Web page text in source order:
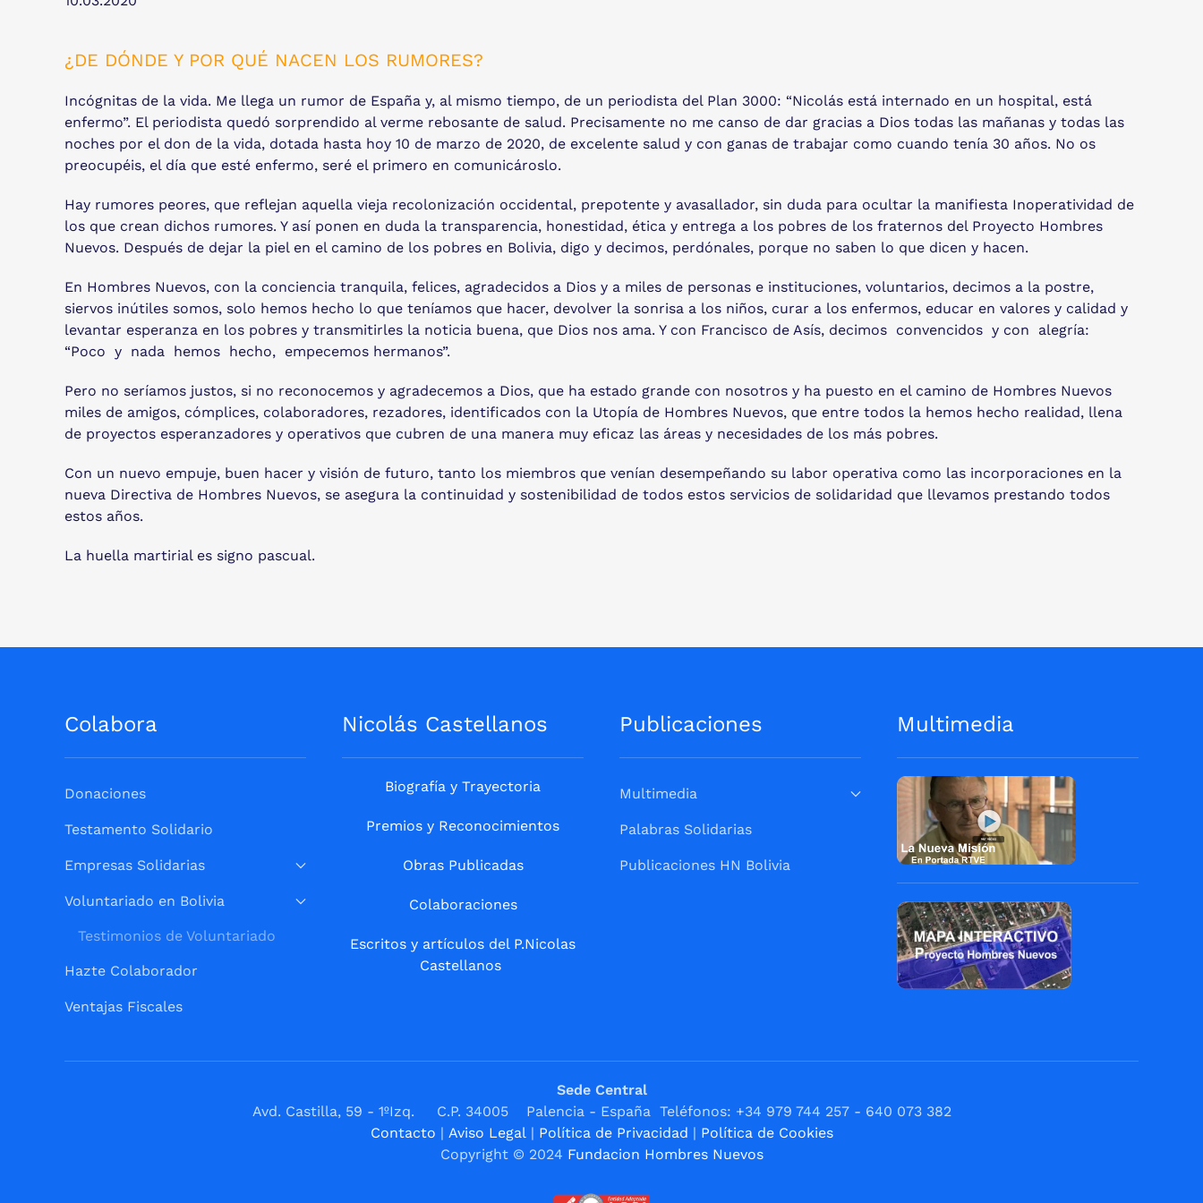
¿DE DÓNDE Y POR QUÉ NACEN LOS RUMORES?
Incógnitas de la vida. Me llega un rumor de España y, al mismo tiempo, de un periodista del Plan 3000: “Nicolás está internado en un hospital, está
enfermo”. El periodista quedó sorprendido al verme rebosante de salud. Precisamente no me canso de dar gracias a Dios todas las mañanas y todas las
noches por el don de la vida, dotada hasta hoy 10 de marzo de 2020, de excelente salud y con ganas de trabajar como cuando tenía 30 años. No os
preocupéis, el día que esté enfermo, seré el primero en comunicároslo.
Hay rumores peores, que reflejan aquella vieja recolonización occidental, prepotente y avasallador, sin duda para ocultar la manifiesta Inoperatividad de
los que crean dichos rumores. Y así ponen en duda la transparencia, honestidad, ética y entrega a los pobres de los fraternos del Proyecto Hombres
Nuevos. Después de dejar la piel en el camino de los pobres en Bolivia, digo y decimos, perdónales, porque no saben lo que dicen y hacen.
En Hombres Nuevos, con la conciencia tranquila, felices, agradecidos a Dios y a miles de personas e instituciones, voluntarios, decimos a la postre,
siervos inútiles somos, solo hemos hecho lo que teníamos que hacer, devolver la sonrisa a los niños, curar a los enfermos, educar en valores y calidad y
levantar esperanza en los pobres y transmitirles la noticia buena, que Dios nos ama. Y con Francisco de Asís, decimos convencidos y con alegría:
“Poco y nada hemos hecho, empecemos hermanos”.
Pero no seríamos justos, si no reconocemos y agradecemos a Dios, que ha estado grande con nosotros y ha puesto en el camino de Hombres Nuevos
miles de amigos, cómplices, colaboradores, rezadores, identificados con la Utopía de Hombres Nuevos, que entre todos la hemos hecho realidad, llena
de proyectos esperanzadores y operativos que cubren de una manera muy eficaz las áreas y necesidades de los más pobres.
Con un nuevo empuje, buen hacer y visión de futuro, tanto los miembros que venían desempeñando su labor operativa como las incorporaciones en la
nueva Directiva de Hombres Nuevos, se asegura la continuidad y sostenibilidad de todos estos servicios de solidaridad que llevamos prestando todos
estos años.
La huella martirial es signo pascual.
Colabora
Donaciones
Testamento Solidario
Empresas Solidarias
Voluntariado en Bolivia
Testimonios de Voluntariado
Hazte Colaborador
Ventajas Fiscales
Nicolás Castellanos
Biografía y Trayectoria
Premios y Reconocimientos
Obras Publicadas
Colaboraciones
Escritos y artículos del P.Nicolas
Castellanos
Publicaciones
Multimedia
Palabras Solidarias
Publicaciones HN Bolivia
Multimedia
Sede Central
Avd. Castilla, 59 - 1ºIzq. C.P. 34005 Palencia - España Teléfonos: +34 979 744 257 - 640 073 382
Contacto | Aviso Legal | Política de Privacidad | Política de Cookies
Copyright © 2024 Fundacion Hombres Nuevos